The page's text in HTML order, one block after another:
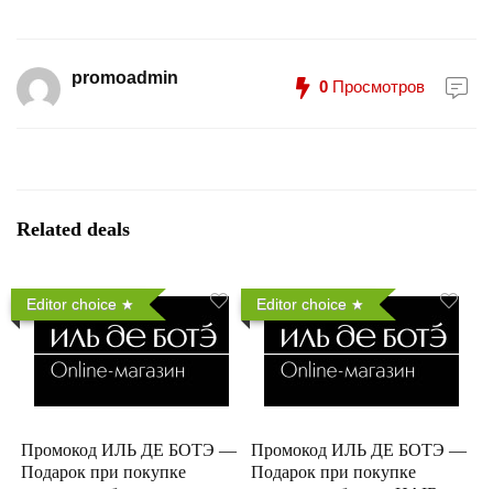
promoadmin 0 Просмотров
Related deals
Editor choice
Промокод ИЛЬ ДЕ БОТЭ —
Подарок при покупке
Editor choice
Промокод ИЛЬ ДЕ БОТЭ —
Подарок при покупке